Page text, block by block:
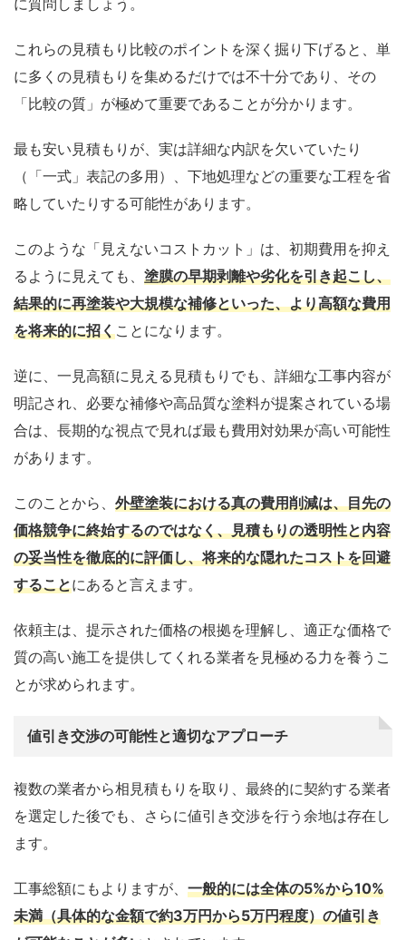
に質問しましょう。
これらの見積もり比較のポイントを深く掘り下げると、単
に多くの見積もりを集めるだけでは不十分であり、その
「比較の質」が極めて重要であることが分かります。
最も安い見積もりが、実は詳細な内訳を欠いていたり
（「一式」表記の多用）、下地処理などの重要な工程を省
略していたりする可能性があります。
このような「見えないコストカット」は、初期費用を抑え
るように見えても、 塗膜の早期剥離や劣化を引き起こし、
結果的に再塗装や大規模な補修といった、より高額な費用
を将来的に招くことになります。
逆に、一見高額に見える見積もりでも、詳細な工事内容が
明記され、必要な補修や高品質な塗料が提案されている場
合は、長期的な視点で見れば最も費用対効果が高い可能性
があります。
このことから、 外壁塗装における真の費用削減は、目先の
価格競争に終始するのではなく、見積もりの透明性と内容
の妥当性を徹底的に評価し、将来的な隠れたコストを回避
することにあると言えます。
依頼主は、提示された価格の根拠を理解し、適正な価格で
質の高い施工を提供してくれる業者を見極める力を養うこ
とが求められます。
値引き交渉の可能性と適切なアプローチ
複数の業者から相見積もりを取り、最終的に契約する業者
を選定した後でも、さらに値引き交渉を行う余地は存在し
ます。
工事総額にもよりますが、 一般的には全体の5%から10%
未満（具体的な金額で約3万円から5万円程度）の値引き